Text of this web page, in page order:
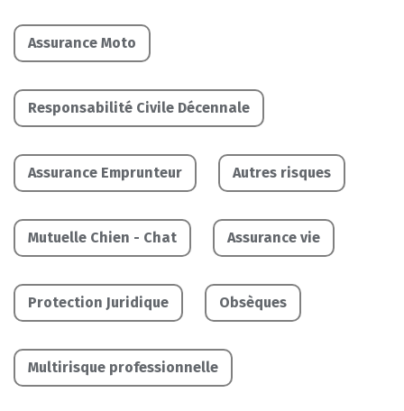
Assurance Moto
Responsabilité Civile Décennale
Assurance Emprunteur Autres risques
Mutuelle Chien - Chat Assurance vie
Protection Juridique Obsèques
Multirisque professionnelle